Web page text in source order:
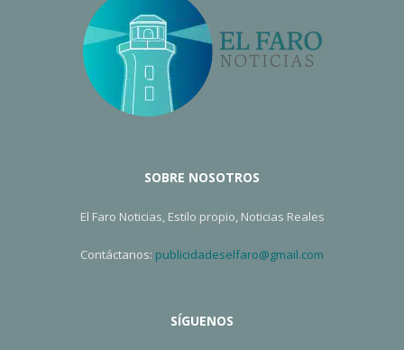
SOBRE NOSOTROS
El Faro Noticias, Estilo propio, Noticias Reales
Contáctanos: publicidadeselfaro@gmail.com
SÍGUENOS